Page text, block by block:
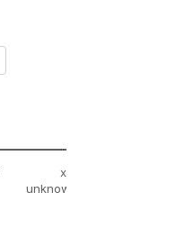
xx-
unknown